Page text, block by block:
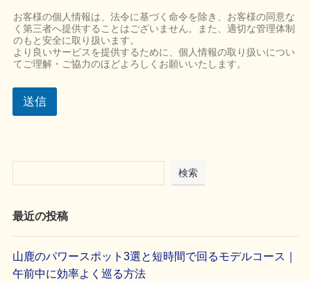
問
内
容
お客様の個人情報は、法令に基づく命令を除き、お客様の同意な
く第三者へ提供することはございません。また、適切な管理体制
のもと安全に取り扱います。
より良いサービスを提供するために、個人情報の取り扱いについ
てご理解・ご協力のほどよろしくお願いいたします。
送信
検索
最近の投稿
山鹿のパワースポット3選と短時間で回るモデルコース｜
午前中に効率よく巡る方法